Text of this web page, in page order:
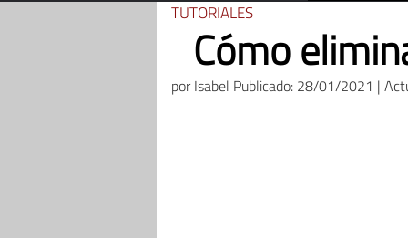
TUTORIALES
Cómo
porIsabel Publicado: 28/01/2021 |